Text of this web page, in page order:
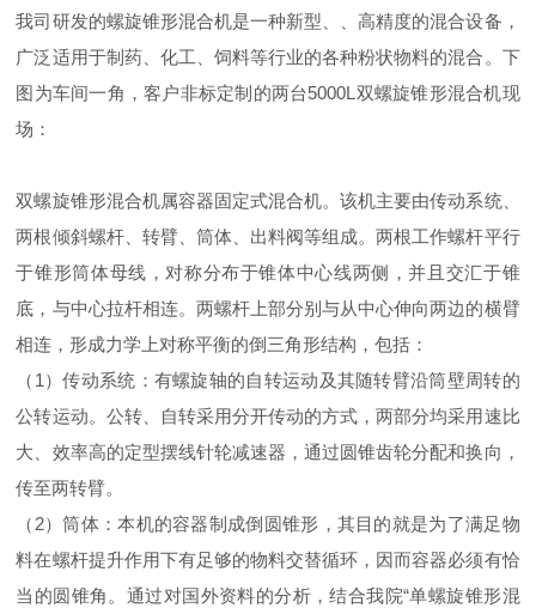
我司研发的螺旋锥形混合机是一种新型、、高精度的混合设备，
广泛适用于制药、化工、饲料等行业的各种粉状物料的混合。下
图为车间一角，客户非标定制的两台5000L双螺旋锥形混合机现
场：
双螺旋锥形混合机属容器固定式混合机。该机主要由传动系统、
两根倾斜螺杆、转臂、筒体、出料阀等组成。两根工作螺杆平行
于锥形筒体母线，对称分布于锥体中心线两侧，并且交汇于锥
底，与中心拉杆相连。两螺杆上部分别与从中心伸向两边的横臂
相连，形成力学上对称平衡的倒三角形结构，包括：
（1）传动系统：有螺旋轴的自转运动及其随转臂沿筒壁周转的
公转运动。公转、自转采用分开传动的方式，两部分均采用速比
大、效率高的定型摆线针轮减速器，通过圆锥齿轮分配和换向，
传至两转臂。
（2）筒体：本机的容器制成倒圆锥形，其目的就是为了满足物
料在螺杆提升作用下有足够的物料交替循环，因而容器必须有恰
当的圆锥角。通过对国外资料的分析，结合我院“单螺旋锥形混